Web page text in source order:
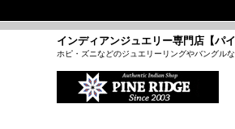
インディアンジュエリー専門店【パイ
ホピ・ズニなどのジュエリーリングやバングル